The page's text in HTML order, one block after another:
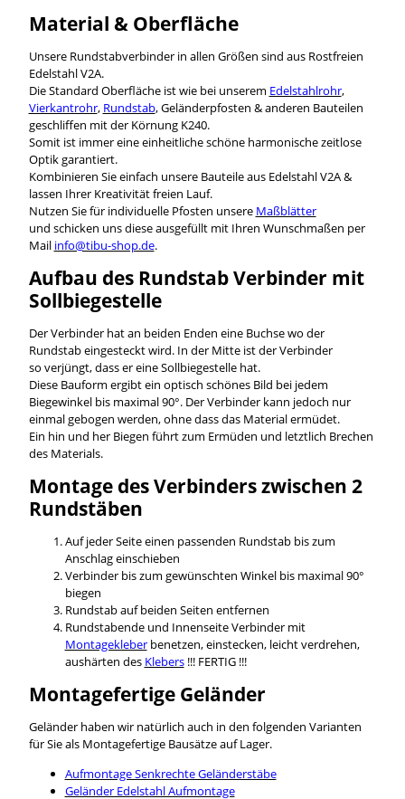
Material & Oberfläche
Unsere Rundstabverbinder in allen Größen sind aus Rostfreien
Edelstahl V2A.
Die Standard Oberfläche ist wie bei unserem Edelstahlrohr,
Vierkantrohr, Rundstab, Geländerpfosten & anderen Bauteilen
geschliffen mit der Körnung K240.
Somit ist immer eine einheitliche schöne harmonische zeitlose
Optik garantiert.
Kombinieren Sie einfach unsere Bauteile aus Edelstahl V2A &
lassen Ihrer Kreativität freien Lauf.
Nutzen Sie für individuelle Pfosten unsere Maßblätter
und schicken uns diese ausgefüllt mit Ihren Wunschmaßen per
Mail info@tibu-shop.de.
Aufbau des Rundstab Verbinder mit
Sollbiegestelle
Der Verbinder hat an beiden Enden eine Buchse wo der
Rundstab eingesteckt wird. In der Mitte ist der Verbinder
so verjüngt, dass er eine Sollbiegestelle hat.
Diese Bauform ergibt ein optisch schönes Bild bei jedem
Biegewinkel bis maximal 90°. Der Verbinder kann jedoch nur
einmal gebogen werden, ohne dass das Material ermüdet.
Ein hin und her Biegen führt zum Ermüden und letztlich Brechen
des Materials.
Montage des Verbinders zwischen 2
Rundstäben
Auf jeder Seite einen passenden Rundstab bis zum
Anschlag einschieben
Verbinder bis zum gewünschten Winkel bis maximal 90°
biegen
Rundstab auf beiden Seiten entfernen
Rundstabende und Innenseite Verbinder mit
Montagekleberbenetzen, einstecken, leicht verdrehen,
aushärten des Klebers!!! FERTIG !!!
Montagefertige Geländer
Geländer haben wir natürlich auch in den folgenden Varianten
für Sie als Montagefertige Bausätze auf Lager.
Aufmontage Senkrechte Geländerstäbe
Geländer Edelstahl Aufmontage